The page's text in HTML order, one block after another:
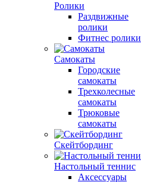
Ролики
Раздвижные
ролики
Фитнес ролики
Самокаты
Городские
самокаты
Трехколесные
самокаты
Трюковые
самокаты
Скейтбординг
Настольный теннис
Аксессуары